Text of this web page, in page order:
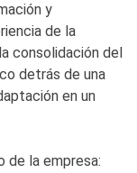
y
de la
consolidación del
detrás de una
en un
de la empresa: